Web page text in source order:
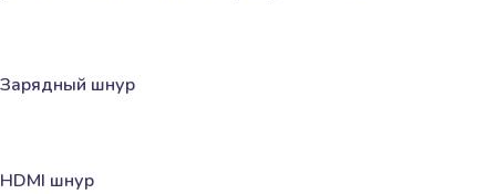
Зарядный шнур
HDMI шнур